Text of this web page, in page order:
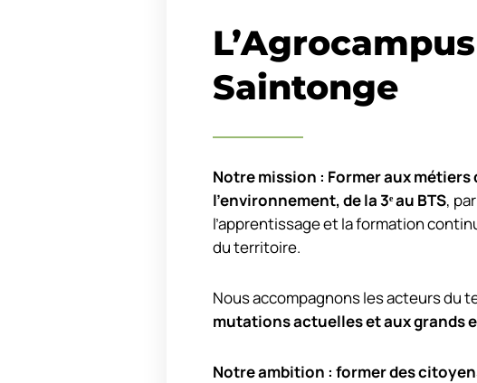
Saintonge
Notre mission : Former aux métiers
l’environnement, de la 3ᵉau BTS,
l’apprentissage et la formation
du territoire.
Nous accompagnons les acteurs du
mutations actuelles et aux grands
Notre ambition : former des